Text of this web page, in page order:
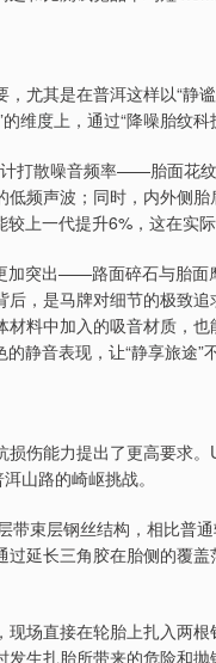
尤其是在普洱这样以“静
维度上，通过“降噪胎纹
打散噪音频率——胎面花
频声波；同时，内外侧
上一代提升6%，这在实际
突出——路面碎石与胎面
，是马牌对细节的极致
料中加入的吸音材质，
静音表现，让“静享旅途”
伤能力提出了更高要求。
山路的崎岖挑战。
带束层钢丝结构，相比普
延长三角胶在胎侧的覆
场直接在轮胎上扎入两
生扎胎所带来的危险和抛